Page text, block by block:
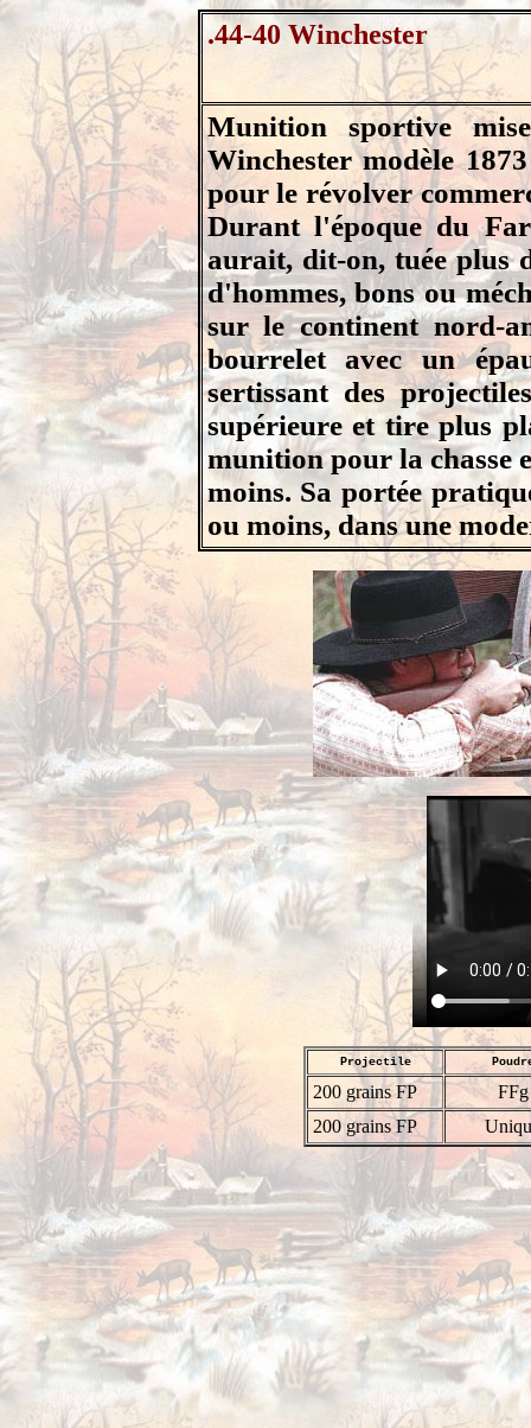
.44-40 Winchester
Munition sportive
Winchester modèle
pour le révolver
Durant l'époque du
aurait, dit-on, tuée plus
d'hommes, bons ou
sur le continent nord-
bourrelet avec un
sertissant des
supérieure et tire plus
munition pour la chasse
moins. Sa portée
ou moins, dans une
Projectile
200 grains FP
FFg
200 grains FP